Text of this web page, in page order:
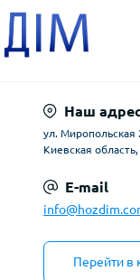
Наш
ул. Миропольская
Киевская
E-mail
Перейти в